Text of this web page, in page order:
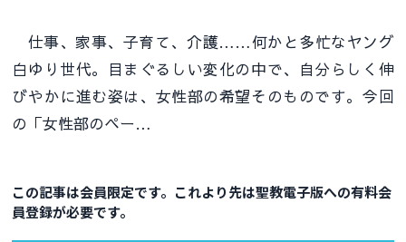
仕事、家事、子育て、介護……何かと多忙なヤング
白ゆり世代。目まぐるしい変化の中で、自分らしく伸
びやかに進む姿は、女性部の希望そのものです。今回
の「女性部のペー…
この記事は会員限定です。これより先は聖教電子版への有料会
員登録が必要です。